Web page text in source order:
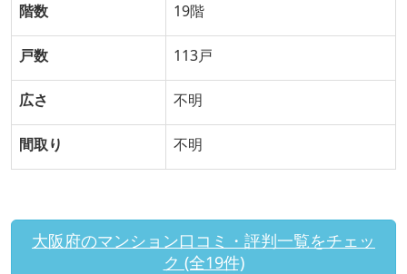
階数 19階
戸数 113戸
広さ 不明
間取り 不明
大阪府のマンション口コミ・評判一覧をチェッ
ク (全19件)